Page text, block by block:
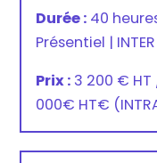
Durée : 40
Présentiel | INTER
Prix : 3 200 €
000€ HT€